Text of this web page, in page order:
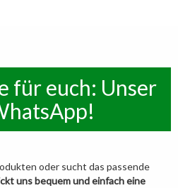
für euch: Unser
oder sucht das passende
uns bequem und einfach eine